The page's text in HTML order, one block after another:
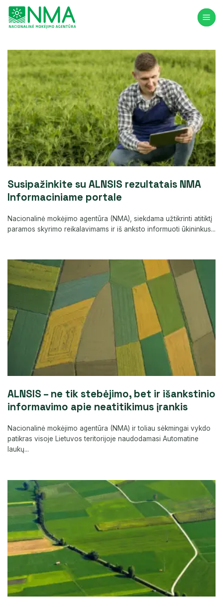
Skip
content
Susipažinkite su ALNSIS rezultatais NMA
Informaciniame portale
Nacionalinė mokėjimo agentūra (NMA), siekdama užtikrinti atitiktį
paramos skyrimo reikalavimams ir iš anksto informuoti ūkininkus...
ALNSIS – ne tik stebėjimo, bet ir išankstinio
informavimo apie neatitikimus įrankis
Nacionalinė mokėjimo agentūra (NMA) ir toliau sėkmingai vykdo
patikras visoje Lietuvos teritorijoje naudodamasi Automatine
laukų...